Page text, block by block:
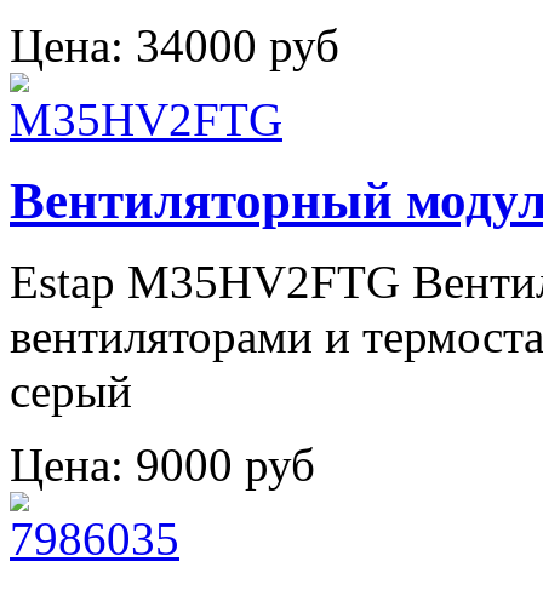
Цена: 34000 руб
Вентиляторный
Estap M35HV2FTG
вентиляторами и
серый
Цена: 9000 руб